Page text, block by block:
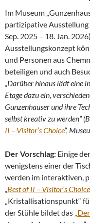
Im Museum
partizipative Ausstellung
Sep. 2025 – 18. Jan.
Ausstellungskonzept
und Personen aus
beteiligen und auch
„Darüber hinaus lädt eine
Etage dazu ein,
Gunzenhauser und ihre
selbst kreativ zu werden“
II – Visitor’s Choice“,
Der Vorschlag: Einige
wenigstens einer der
werden im interaktiven,
„Best of II – Visitor’s Choice
„Kristallisationspunkt“
der Stühle bildet das